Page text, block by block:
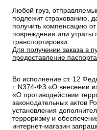
Любой груз,
подлежит страхованию,
получить компенсацию
повреждения или утраты
транспортировки.
Для получении заказа в
предоставление
Во исполнение ст. 12
г. N374-ФЗ «О внесении
«О противодействии
законодательных актов
установления
терроризму и
интернет-магазин